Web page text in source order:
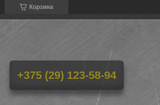
Корзина
+375 (29) 123-58-94